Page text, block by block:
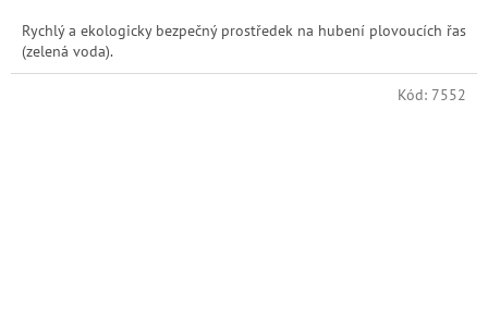
Rychlý a ekologicky bezpečný prostředek na hubení plovoucích řas
(zelená voda).
Kód: 7552